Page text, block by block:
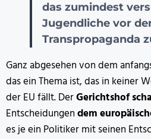
das zumindest
Jugendliche vor
Transpropaganda
Ganz abgesehen von dem
das ein Thema ist, das in keiner
der EU fällt. DerGerichtshof
Entscheidungendem
es je ein Politiker mit seinen